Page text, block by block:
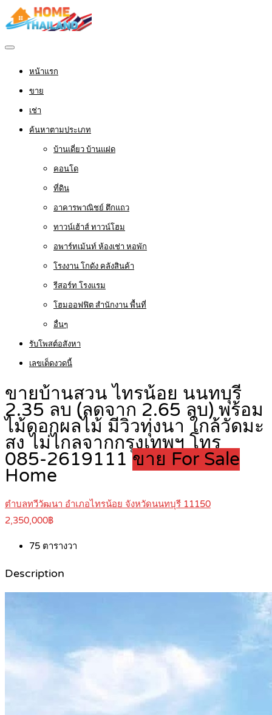
หน้าแรก
ขาย
เช่า
ค้นหาตามประเภท
บ้านเดี่ยว บ้านแฝด
คอนโด
ที่ดิน
อาคารพาณิชย์ ตึกแถว
ทาวน์เฮ้าส์ ทาวน์โฮม
อพาร์ทเม้นท์ ห้องเช่า หอพัก
โรงงาน โกดัง คลังสินค้า
รีสอร์ท โรงแรม
โฮมออฟฟิต สำนักงาน พื้นที่
อื่นๆ
รับโพสต์อสังหา
เลขเด็ดงวดนี้
ขายบ้านสวน ไทรน้อย นนทบุรี
2.35 ลบ (ลดจาก 2.65 ลบ) พร้อม
ไม้ดอกผลไม้ มีวิวทุ่งนา ใกล้วัดมะ
สง ไม่ไกลจากกรุงเทพฯ โทร
085-2619111ขาย For Sale
Home
ตำบลทวีวัฒนา อำเภอไทรน้อย จังหวัดนนทบุรี 11150
2,350,000฿
75 ตารางวา
Description